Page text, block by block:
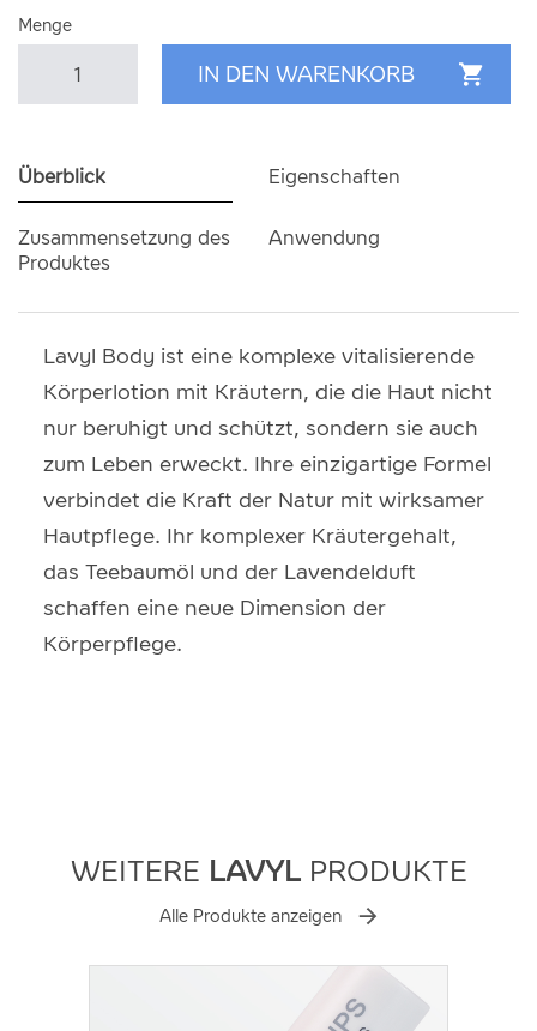
Menge
Überblick Eigenschaften
Zusammensetzung des
Produktes
Anwendung
Lavyl Body ist eine komplexe vitalisierende
Körperlotion mit Kräutern, die die Haut nicht
nur beruhigt und schützt, sondern sie auch
zum Leben erweckt. Ihre einzigartige Formel
verbindet die Kraft der Natur mit wirksamer
Hautpflege. Ihr komplexer Kräutergehalt,
das Teebaumöl und der Lavendelduft
schaffen eine neue Dimension der
Körperpflege.
WEITERE LAVYLPRODUKTE
Alle Produkte anzeigen